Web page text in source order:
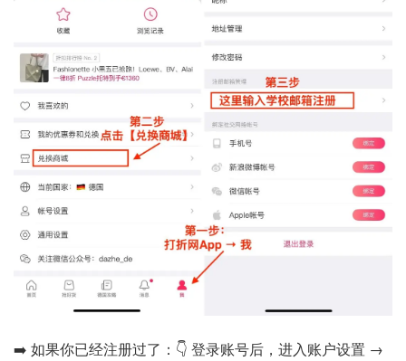
➡️ 如果你已经注册过了：👇 登录账号后，进入账户设置 →